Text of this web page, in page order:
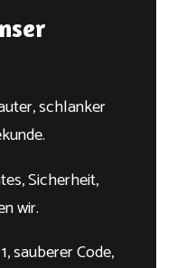
schlanker
Sicherheit,
wir.
sauberer Code,